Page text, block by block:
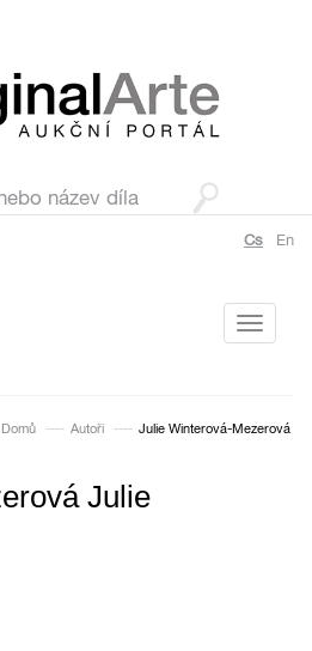
Cs En
Toggle
Domů Autoři Julie Winterová-Mezerová
Julie